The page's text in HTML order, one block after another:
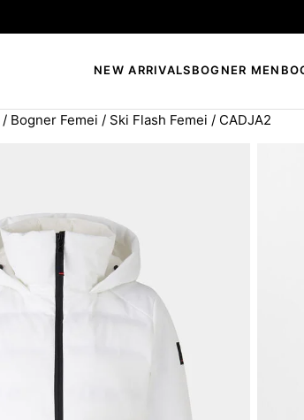
NEW ARRIVALSBOGNER MEN
/ Bogner Femei / Ski Flash Femei / CADJA2